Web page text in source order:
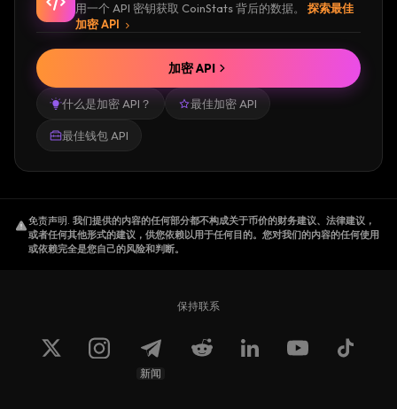
用一个 API 密钥获取 CoinStats 背后的数据。
探索最佳
加密 API
什么是加密 API？ 最佳加密 API
最佳钱包 API
加密 API
免责声明. 我们提供的内容的任何部分都不构成关于币价的财务建议、法律建议，
或者任何其他形式的建议，供您依赖以用于任何目的。您对我们的内容的任何使用
或依赖完全是您自己的风险和判断。
保持联系
新闻